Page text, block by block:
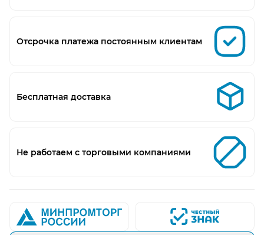
Отсрочка платежа постоянным клиентам
Бесплатная доставка
Не работаем с торговыми компаниями